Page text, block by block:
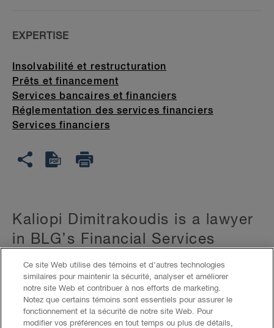
Kaliopi Dimitrakoudis is a lawyer
in BLG’s Financial Services
Group in Toronto. She advises
lenders and borrowers on a wide
range of syndicated and bilateral
secured and unsecured financing
EXPERTISE
Insolvabilité et restructuration
Prêts et financement
Services bancaires et financiers
Réglementation des services financiers
Services financiers
Ce site Web utilise des témoins et d’autres technologies
similaires pour maintenir la sécurité, analyser et améliorer
notre site Web et contribuer à nos efforts de marketing.
Notez que certains témoins sont essentiels pour assurer le
fonctionnement et la sécurité de notre site Web. Pour
modifier vos préférences en tout temps ou plus de détails,